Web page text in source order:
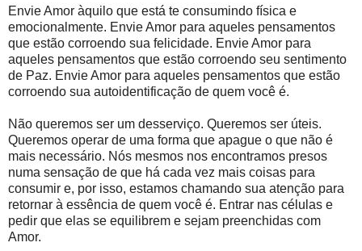
Envie Amor àquilo que está te consumindo física e
emocionalmente. Envie Amor para aqueles pensamentos
que estão corroendo sua felicidade. Envie Amor para
aqueles pensamentos que estão corroendo seu sentimento
de Paz. Envie Amor para aqueles pensamentos que estão
corroendo sua autoidentificação de quem você é.
Não queremos ser um desserviço. Queremos ser úteis.
Queremos operar de uma forma que apague o que não é
mais necessário. Nós mesmos nos encontramos presos
numa sensação de que há cada vez mais coisas para
consumir e, por isso, estamos chamando sua atenção para
retornar à essência de quem você é. Entrar nas células e
pedir que elas se equilibrem e sejam preenchidas com
Amor.